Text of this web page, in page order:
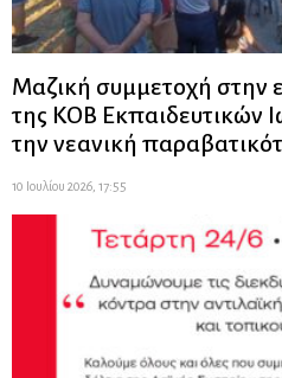
Μαζική συμμετοχή στην
της ΚΟΒ Εκπαιδευτικών
την νεανική
10 Ιουλίου 2026, 17:55